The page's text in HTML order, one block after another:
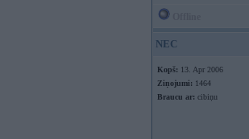
NEC
Kopš: 13. Apr 2006
Ziņojumi: 1464
Braucu ar: cibiņu